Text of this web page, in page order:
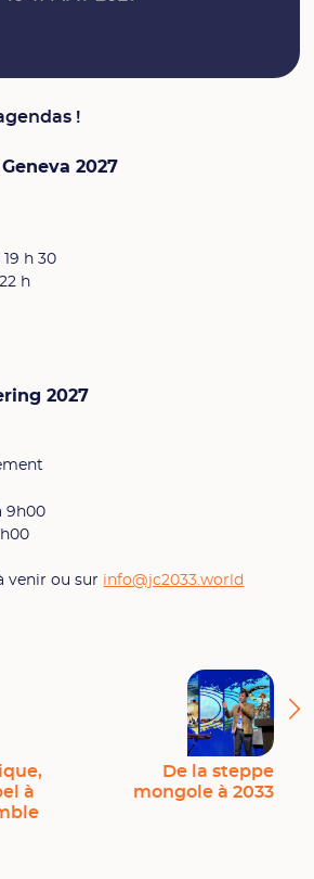
!
2027
h 30
h
2027
9h00
venir ou sur info@jc2033.world
à
De la steppe
mongole à 2033